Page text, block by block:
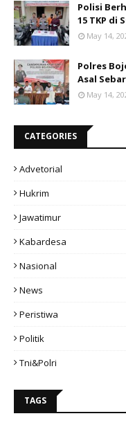
Polisi
15 TKP di
May 14,
Polres
Asal
May 14,
CATEGORIES
Advetorial
Hukrim
Jawatimur
Kabardesa
Nasional
News
Peristiwa
Politik
Tni&polri
TAGS